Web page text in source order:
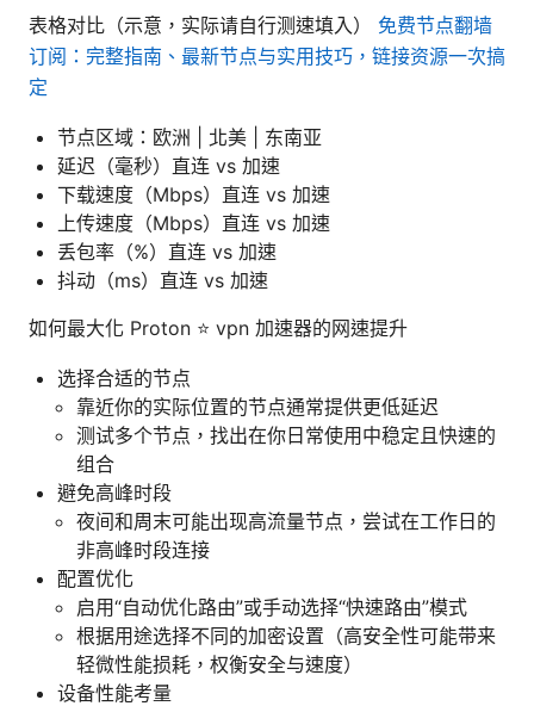
表格对比（示意，实际请自行测速填入） 免费节点翻墙
订阅：完整指南、最新节点与实用技巧，链接资源一次搞
定
节点区域：欧洲 | 北美 | 东南亚
延迟（毫秒）直连 vs 加速
下载速度（Mbps）直连 vs 加速
上传速度（Mbps）直连 vs 加速
丢包率（%）直连 vs 加速
抖动（ms）直连 vs 加速
如何最大化 Proton ⭐ vpn 加速器的网速提升
选择合适的节点
靠近你的实际位置的节点通常提供更低延迟
测试多个节点，找出在你日常使用中稳定且快速的
组合
避免高峰时段
夜间和周末可能出现高流量节点，尝试在工作日的
非高峰时段连接
配置优化
启用“自动优化路由”或手动选择“快速路由”模式
根据用途选择不同的加密设置（高安全性可能带来
轻微性能损耗，权衡安全与速度）
设备性能考量